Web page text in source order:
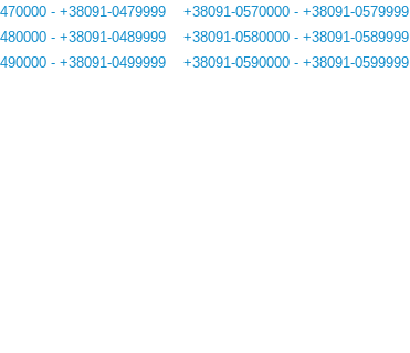
- +38091-0479999
- +38091-0489999
- +38091-0499999
+38091-0570000 - +38091-0579999
+38091-0580000 - +38091-0589999
+38091-0590000 - +38091-0599999